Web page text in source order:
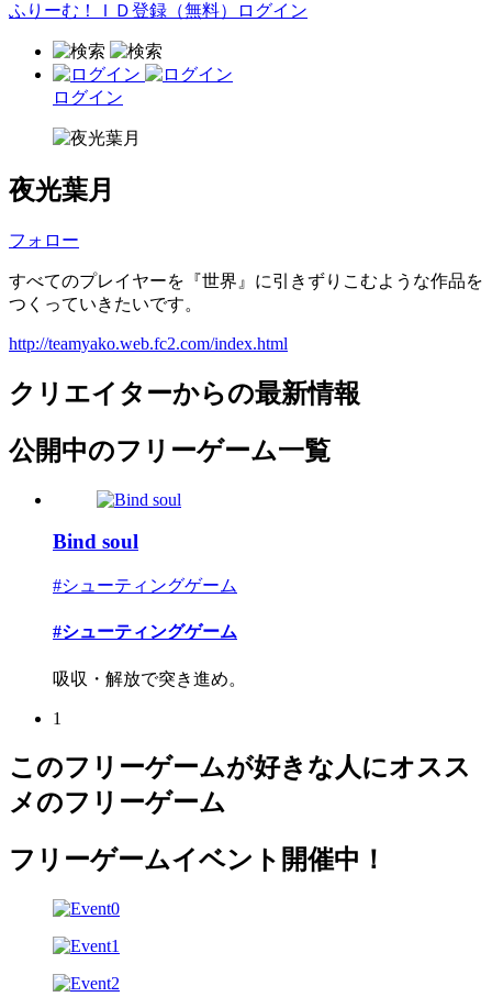
ふりーむ！ＩＤ登録（無料） ログイン
ログイン
夜光葉月
フォロー
すべてのプレイヤーを『世界』に引きずりこむような作品を
つくっていきたいです。
http://teamyako.web.fc2.com/index.html
クリエイターからの最新情報
公開中のフリーゲーム一覧
Bind soul
#シューティングゲーム
#シューティングゲーム
吸収・解放で突き進め。
1
このフリーゲームが好きな人にオスス
メのフリーゲーム
フリーゲームイベント開催中！